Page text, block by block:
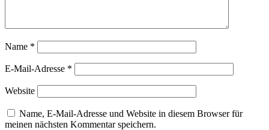
Name *
E-Mail-Adresse *
Website
Name, E-Mail-Adresse und Website in diesem Browser für
meinen nächsten Kommentar speichern.